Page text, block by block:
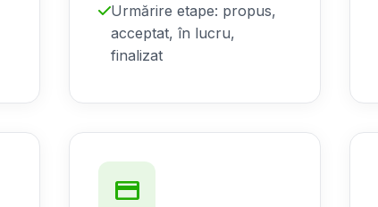
Urmărire etape: propus,
acceptat, în lucru,
finalizat
credit_card